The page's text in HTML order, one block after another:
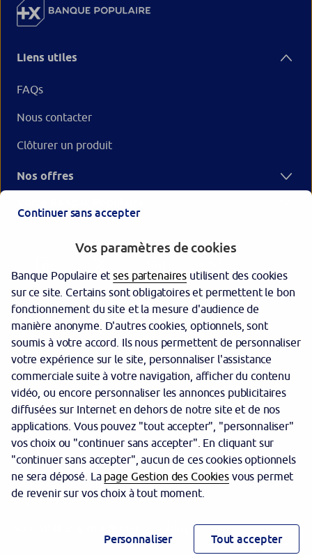
Liens utiles
FAQs
Nous contacter
Clôturer un produit
Nos offres
Garantie des dépôts
Protection des données personnelles
Politique cookies
Sécurité
Tarifs
Mentions légales
Réglementation
Accessibilité (partiellement conforme)
Continuer sans accepter
Vos paramètres de cookies
Banque Populaire etses partenaires utilisent des cookies
sur ce site. Certains sont obligatoires et permettent le bon
fonctionnement du site et la mesure d'audience de
manière anonyme. D'autres cookies, optionnels, sont
soumis à votre accord. Ils nous permettent de personnaliser
votre expérience sur le site, personnaliser l'assistance
commerciale suite à votre navigation, afficher du contenu
vidéo, ou encore personnaliser les annonces publicitaires
diffusées sur Internet en dehors de notre site et de nos
applications. Vous pouvez "tout accepter", "personnaliser"
vos choix ou "continuer sans accepter". En cliquant sur
"continuer sans accepter", aucun de ces cookies optionnels
ne sera déposé. La page Gestion des Cookiesvous permet
de revenir sur vos choix à tout moment.
Personnaliser Tout accepter